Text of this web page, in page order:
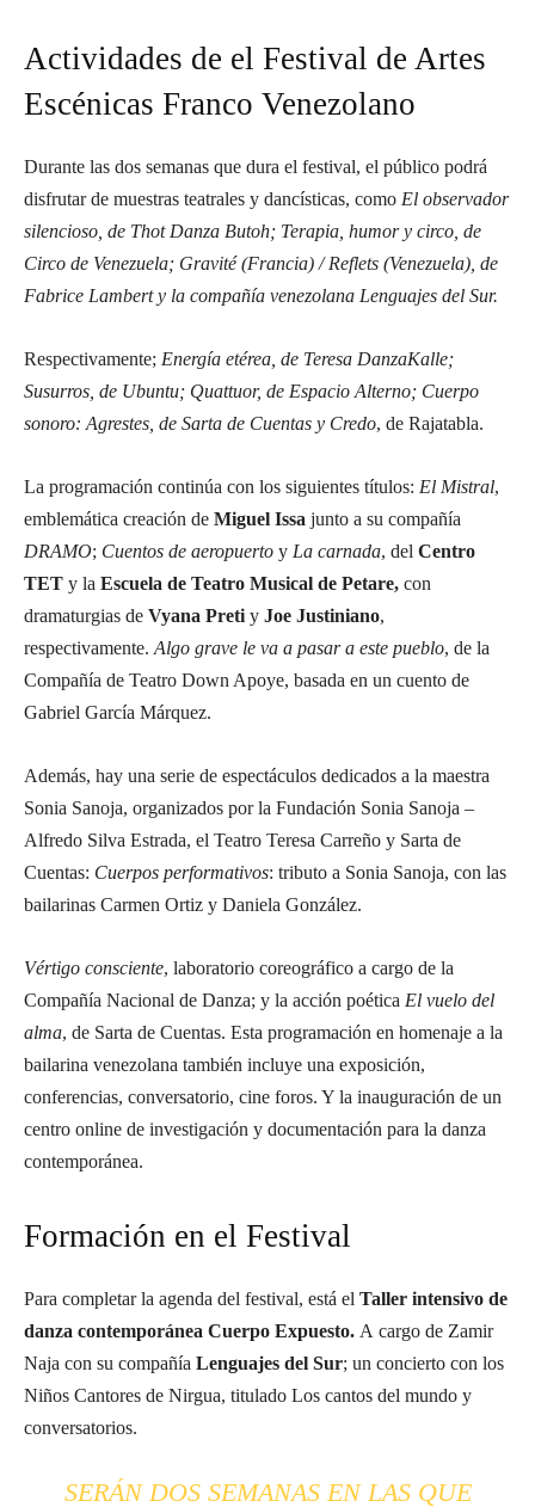
Actividades de el Festival de Artes
Escénicas Franco Venezolano
Durante las dos semanas que dura el festival, el público podrá
disfrutar de muestras teatrales y dancísticas, como El observador
silencioso, de Thot Danza Butoh; Terapia, humor y circo, de
Circo de Venezuela; Gravité (Francia) / Reflets (Venezuela), de
Fabrice Lambert y la compañía venezolana Lenguajes del Sur.
Respectivamente; Energía etérea, de Teresa DanzaKalle;
Susurros, de Ubuntu; Quattuor, de Espacio Alterno; Cuerpo
sonoro: Agrestes, de Sarta de Cuentas y Credo, de Rajatabla.
La programación continúa con los siguientes títulos: El Mistral,
emblemática creación de Miguel Issa junto a su compañía
DRAMO; Cuentos de aeropuerto y La carnada, del Centro
TET y la Escuela de Teatro Musical de Petare, con
dramaturgias de Vyana Pretiy Joe Justiniano,
respectivamente.Algo grave le va a pasar a este pueblo, de la
Compañía de Teatro Down Apoye, basada en un cuento de
Gabriel García Márquez.
Además, hay una serie de espectáculos dedicados a la maestra
Sonia Sanoja, organizados por la Fundación Sonia Sanoja –
Alfredo Silva Estrada, el Teatro Teresa Carreño y Sarta de
Cuentas: Cuerpos performativos: tributo a Sonia Sanoja, con las
bailarinas Carmen Ortiz y Daniela González.
Vértigo consciente, laboratorio coreográfico a cargo de la
Compañía Nacional de Danza; y la acción poética El vuelo del
alma, de Sarta de Cuentas. Esta programación en homenaje a la
bailarina venezolana también incluye una exposición,
conferencias, conversatorio, cine foros. Y la inauguración de un
centro online de investigación y documentación para la danza
contemporánea.
Formación en el Festival
Para completar la agenda del festival, está el Taller intensivo de
danza contemporánea Cuerpo Expuesto. A cargo de Zamir
Naja con su compañía Lenguajes del Sur; un concierto con los
Niños Cantores de Nirgua, titulado Los cantos del mundo y
conversatorios.
SERÁN DOS SEMANAS EN LAS QUE